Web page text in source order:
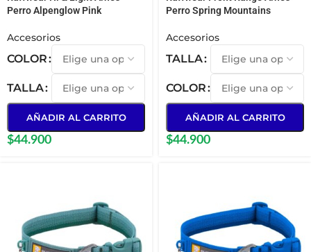
Perro Alpenglow Pink
Accesorios
COLOR
TALLA
AÑADIR AL CARRITO
$44.900
Perro Spring Mountains
Accesorios
TALLA
COLOR
AÑADIR AL CARRITO
$44.900